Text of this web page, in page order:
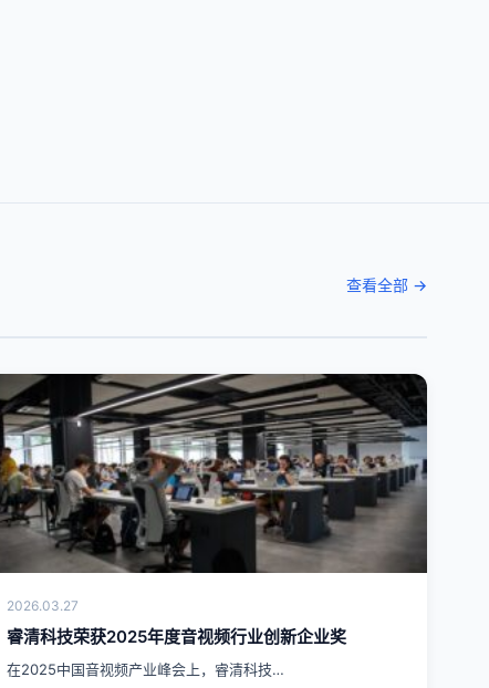
查看全部 →
2026.03.27
睿清科技荣获2025年度音视频行业创新企业奖
在2025中国音视频产业峰会上，睿清科技…